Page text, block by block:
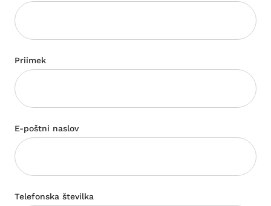
Priimek
E-poštni naslov
Telefonska številka